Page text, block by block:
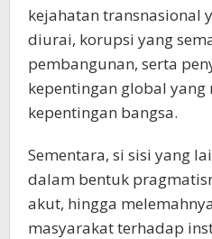
kejahatan transnasional
diurai, korupsi yang
pembangunan, serta
kepentingan global yang
kepentingan bangsa.
Sementara, si sisi yang
dalam bentuk
akut, hingga
masyarakat terhadap